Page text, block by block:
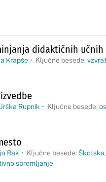
didaktičnih
Krapše • Ključne besede:
Rupnik • Ključne besede:
Rak • Ključne besede: Škotska,
spremljanje